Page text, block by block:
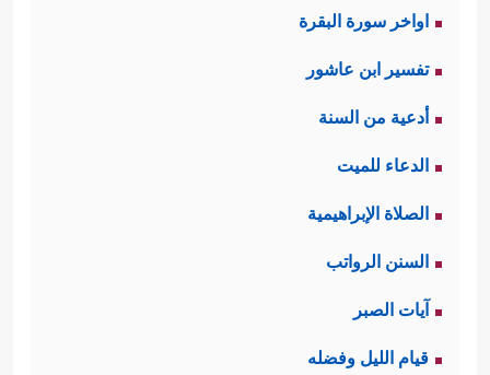
اواخر سورة البقرة
تفسير ابن عاشور
أدعية من السنة
الدعاء للميت
الصلاة الإبراهيمية
السنن الرواتب
آيات الصبر
قيام الليل وفضله